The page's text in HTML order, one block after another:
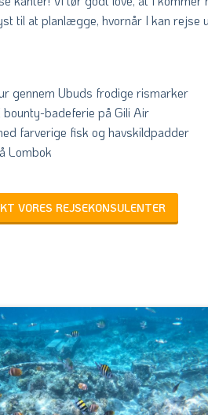
til at planlægge, hvornår I kan rejse
gennem Ubuds frodige rismarker
bounty-badeferie på Gili Air
farverige fisk og havskildpadder
Lombok
VORES REJSEKONSULENTER